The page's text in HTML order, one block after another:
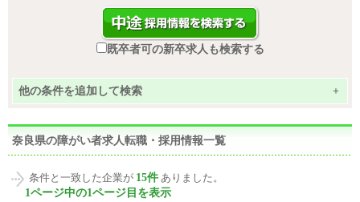
既卒者可の新卒求人も検索する
他の条件を追加して検索 +
奈良県の障がい者求人転職・採用情報一覧
条件と一致した企業が 15件 ありました。
1ページ中の1ページ目を表示